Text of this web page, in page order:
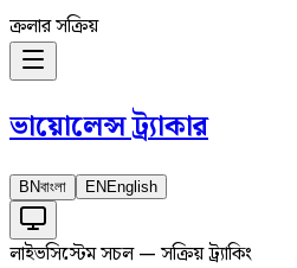
ক্রলার সক্রিয়
ভায়োলেন্সট্র্যাকার
BNবাংলা EN English
লাইভসিস্টেম সচল — সক্রিয় ট্র্যাকিং